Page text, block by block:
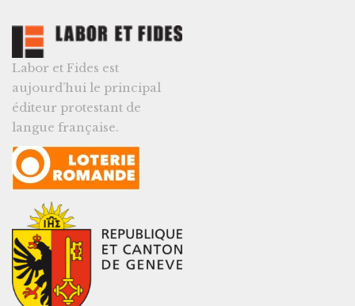
Labor et Fides est
aujourd’hui le principal
éditeur protestant de
langue française.